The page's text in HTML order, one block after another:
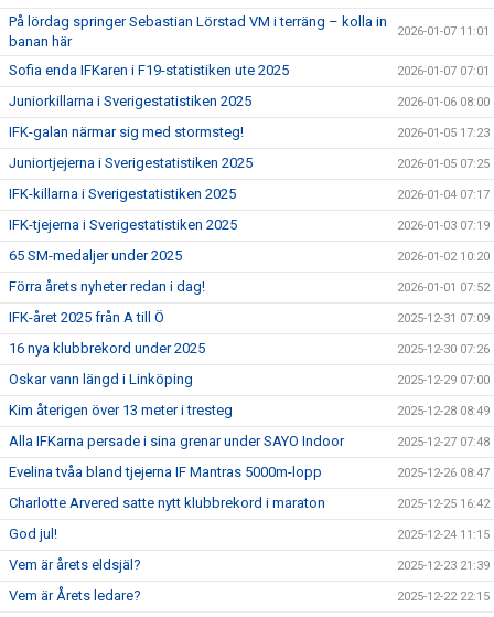
På lördag springer Sebastian Lörstad VM i terräng – kolla in
banan här
2026-01-07 11:01
Sofia enda IFKaren i F19-statistiken ute 2025 2026-01-07 07:01
Juniorkillarna i Sverigestatistiken 2025 2026-01-06 08:00
IFK-galan närmar sig med stormsteg! 2026-01-05 17:23
Juniortjejerna i Sverigestatistiken 2025 2026-01-05 07:25
IFK-killarna i Sverigestatistiken 2025 2026-01-04 07:17
IFK-tjejerna i Sverigestatistiken 2025 2026-01-03 07:19
65 SM-medaljer under 2025 2026-01-02 10:20
Förra årets nyheter redan i dag! 2026-01-01 07:52
IFK-året 2025 från A till Ö 2025-12-31 07:09
16 nya klubbrekord under 2025 2025-12-30 07:26
Oskar vann längd i Linköping 2025-12-29 07:00
Kim återigen över 13 meter i tresteg 2025-12-28 08:49
Alla IFKarna persade i sina grenar under SAYO Indoor 2025-12-27 07:48
Evelina tvåa bland tjejerna IF Mantras 5000m-lopp 2025-12-26 08:47
Charlotte Arvered satte nytt klubbrekord i maraton 2025-12-25 16:42
God jul! 2025-12-24 11:15
Vem är årets eldsjäl? 2025-12-23 21:39
Vem är Årets ledare? 2025-12-22 22:15